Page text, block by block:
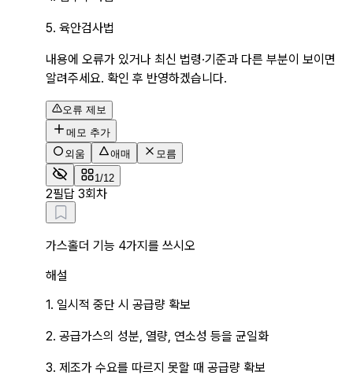
5. 육안검사법
내용에 오류가 있거나 최신 법령·기준과 다른 부분이 보이면
알려주세요. 확인 후 반영하겠습니다.
오류 제보
메모 추가
외움
애매 모름
1/12
2필답 3회차
가스홀더 기능 4가지를 쓰시오
해설
1. 일시적 중단 시 공급량 확보
2. 공급가스의 성분, 열량, 연소성 등을 균일화
3. 제조가 수요를 따르지 못할 때 공급량 확보